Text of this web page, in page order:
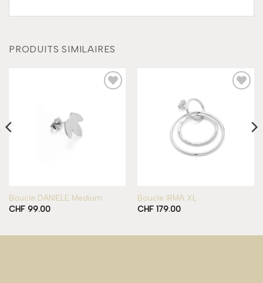
PRODUITS SIMILAIRES
Boucle DANIELE Medium
CHF99.00
Boucle IRMA XL
CHF179.00